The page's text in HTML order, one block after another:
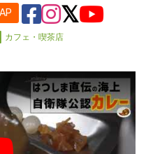
カフェ・喫茶店